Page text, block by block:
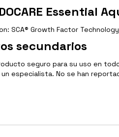
Essential
Growth Factor
secundarios
producto seguro para su uso en
especialista. No se han